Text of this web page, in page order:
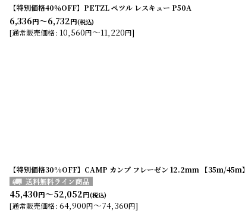
【特別価格40％OFF】PETZL ペツル レスキュー P50A
6,336円～6,732円(税込)
[通常販売価格: 10,560円～11,220円]
【特別価格30%OFF】CAMP カンプ フレーゼン 12.2mm 【35ｍ/45m】
45,430円～52,052円(税込)
[通常販売価格: 64,900円～74,360円]